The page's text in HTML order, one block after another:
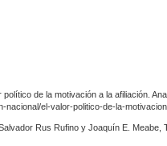
de la motivación a la afiliación.
nacional/el-valor-politico-de-la-
Rus Rufino y Joaquín E. Meabe,